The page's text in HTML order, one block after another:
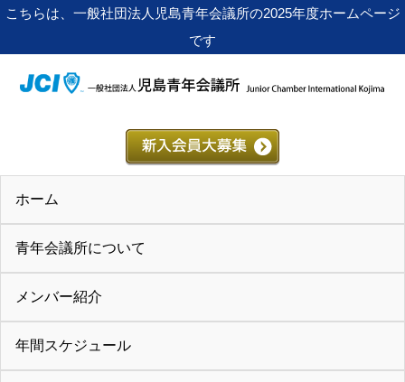
こちらは、一般社団法人児島青年会議所の2025年度ホームページ
です
ホーム
青年会議所について
メンバー紹介
年間スケジュール